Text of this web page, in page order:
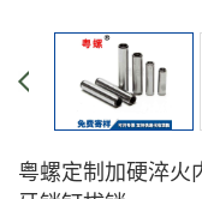
粤螺定制加硬淬火